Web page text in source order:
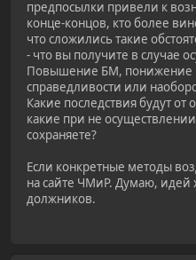
предпосылки привели к
конце-концов, кто более
что сложились такие
- что вы получите в случае
Повышение БМ, понижение
справедливости или
Какие последствия будут от
какие при не
сохраняете?
Если конкретные методы
на сайте ЧМиР. Думаю, идей
должников.